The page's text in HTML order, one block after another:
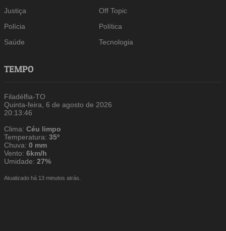
Justiça
Off Topic
Polícia
Política
Saúde
Tecnologia
TEMPO
Filadélfia-TO
Quinta-feira, 6 de agosto de 2026
20:13:47
Clima:Céu limpo
Temperatura:35º
Chuva:0 mm
Vento:6km/h
Umidade:27%
Atualizado há 13 minutos atrás.